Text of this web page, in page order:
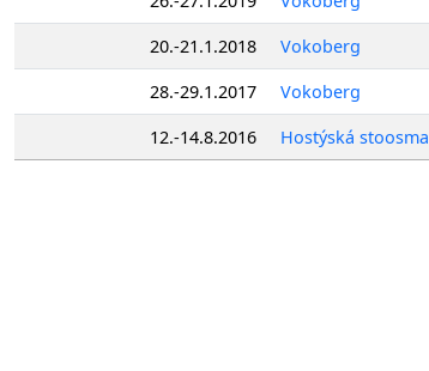
20.-21.1.2018
Vokoberg
28.-29.1.2017
Vokoberg
12.-14.8.2016
Hostýská stoosma